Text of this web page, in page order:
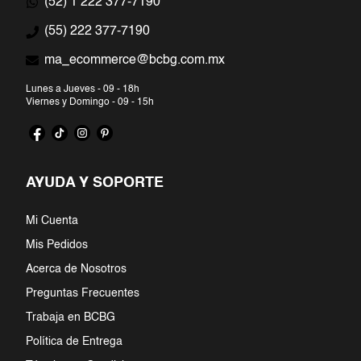
(55) 222 377-7190
ma_ecommerce@bcbg.com.mx
Lunes a Jueves - 09 - 18h
Viernes y Domingo - 09 - 15h
AYUDA Y SOPORTE
Mi Cuenta
Mis Pedidos
Acerca de Nosotros
Preguntas Frecuentes
Trabaja en BCBG
Política de Entrega
jumpsuit
8. short
9. falda
10. playera